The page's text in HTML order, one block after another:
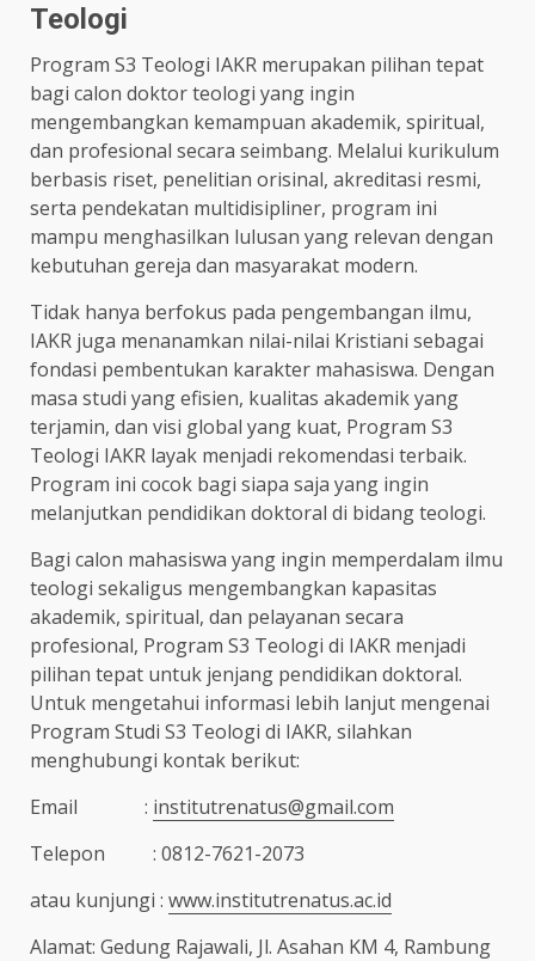
Teologi
Program S3 Teologi IAKR merupakan pilihan tepat
bagi calon doktor teologi yang ingin
mengembangkan kemampuan akademik, spiritual,
dan profesional secara seimbang. Melalui kurikulum
berbasis riset, penelitian orisinal, akreditasi resmi,
serta pendekatan multidisipliner, program ini
mampu menghasilkan lulusan yang relevan dengan
kebutuhan gereja dan masyarakat modern.
Tidak hanya berfokus pada pengembangan ilmu,
IAKR juga menanamkan nilai-nilai Kristiani sebagai
fondasi pembentukan karakter mahasiswa. Dengan
masa studi yang efisien, kualitas akademik yang
terjamin, dan visi global yang kuat, Program S3
Teologi IAKR layak menjadi rekomendasi terbaik.
Program ini cocok bagi siapa saja yang ingin
melanjutkan pendidikan doktoral di bidang teologi.
Bagi calon mahasiswa yang ingin memperdalam ilmu
teologi sekaligus mengembangkan kapasitas
akademik, spiritual, dan pelayanan secara
profesional, Program S3 Teologi di IAKR menjadi
pilihan tepat untuk jenjang pendidikan doktoral.
Untuk mengetahui informasi lebih lanjut mengenai
Program Studi S3 Teologi di IAKR, silahkan
menghubungi kontak berikut:
Email : institutrenatus@gmail.com
Telepon : 0812-7621-2073
atau kunjungi : www.institutrenatus.ac.id
Alamat: Gedung Rajawali, Jl. Asahan KM 4, Rambung